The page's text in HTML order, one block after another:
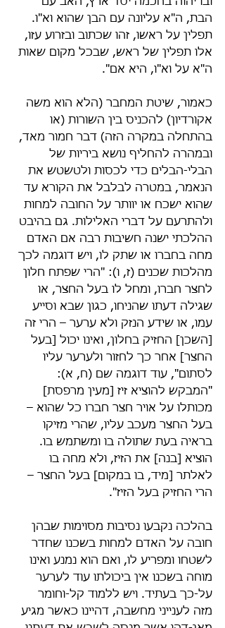
הבת, ה"א עליונה עם הבן שהוא וא"ו.
תפלין על ראשו, זהו שכתוב ובזרוע עזו,
אלו תפלין של ראש, שבכל מקום שאות
ה"א על וא"ו, היא אם".
כאמור, שיטת המחבר (הלא הוא משה
אקורדיון) להכניס בין השורות (או
בהתחלה במקרה הזה) דבר חמור מאד,
ובמהרה להחליף נושא ביריות של
הבלי-הבלים כדי לכסות ולטשטש את
הנאמר, במטרה לבלבל את הקורא עד
שהוא ישכח או יוותר על החובה למחות
ולהתרעם על דברי האלילות. גם בהיבט
ההלכתי ישנה חשיבות רבה אם האדם
מחה בחברו או שתק לו, ויש דוגמה לכך
מהלכות שכנים (ז, ו): "הרי שפתח חלון
לחצר חברו, ומחל לו בעל החצר, או
שגילה דעתו שהניחו, כגון שבא וסייע
עמו, או שידע הנזק ולא ערער – הרי זה
[השכן] החזיק בחלון, ואינו יכול [בעל
החצר] אחר כך לחזור ולערער עליו
לסתום", עוד דוגמה שם (ח, א):
"המבקש להוציא זיז [מעין מרפסת]
מכותלו על אויר חצר חברו כל שהוא –
בעל החצר מעכב עליו, שהרי מזיקו
בראיה בעת שתולה בו ומשתמש בו.
הוציא [בנה] את הזיז, ולא מחה בו
לאלתר [מיד, בו במקום] בעל החצר –
הרי החזיק בעל הזיז".
בהלכה נקבעו נסיבות מסוימות שבהן
חובה על האדם למחות בשכנו שחדר
לשטחו ומפריע לו, ואם הוא נמנע ואינו
מוחה בשכנו אין ביכולתו עוד לערער
על-כך בעתיד. ויש ללמוד קל-וחומר
מזה לענייני מחשבה, דהיינו כאשר מגיע